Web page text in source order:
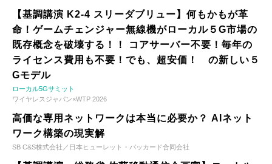
【基調講演 K2-4 スリーダブリュー】何もかもが革
命！ゲームチェンジャー無線機がローカル５G市場の
既存概念を破壊する！！ コアサーバー不要！毎年の
ライセンス費用も不要！でも、超安価！ の新しい５
Gモデル
ローカル5Gサミット
ワイヤレスジャパン×WTP 2026
高価な専用ネットワークは本当に必要か？ AIネット
ワーク構築の現実解
SB C&S株式会社／日本ヒューレット・パッカード合同会社